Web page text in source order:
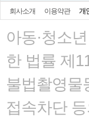
회사소개 이용약관 개
아동·청소
한 법률 제
불법촬영물
접속차단